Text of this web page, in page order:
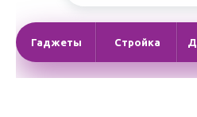
Гаджеты Стройка